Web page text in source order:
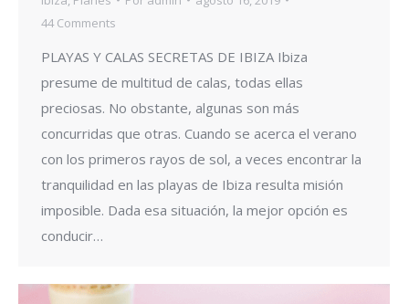
44 Comments
PLAYAS Y CALAS SECRETAS DE IBIZA Ibiza
presume de multitud de calas, todas ellas
preciosas. No obstante, algunas son más
concurridas que otras. Cuando se acerca el verano
con los primeros rayos de sol, a veces encontrar la
tranquilidad en las playas de Ibiza resulta misión
imposible. Dada esa situación, la mejor opción es
conducir…